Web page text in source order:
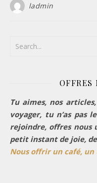
ladmin
OFFRES
Tu aimes, nos
voyager, tu n’as pas
rejoindre, offres nous
petit instant de joie,
Nous offrir un café, un